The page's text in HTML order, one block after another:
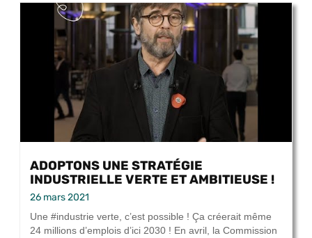
ADOPTONS UNE STRATÉGIE
INDUSTRIELLE VERTE ET AMBITIEUSE !
26 mars 2021
Une #industrie verte, c’est possible ! Ça créerait même
24 millions d’emplois d’ici 2030 ! En avril, la Commission